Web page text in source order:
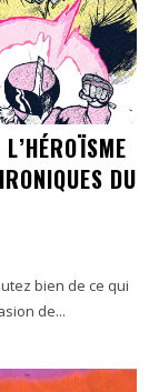
DU
bien de ce qui
de...